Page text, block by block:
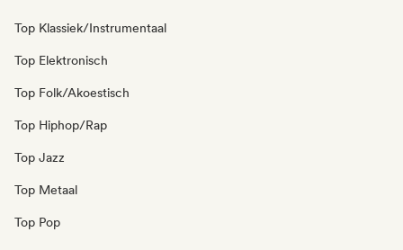
Top Klassiek/Instrumentaal
Top Elektronisch
Top Folk/Akoestisch
Top Hiphop/Rap
Top Jazz
Top Metaal
Top Pop